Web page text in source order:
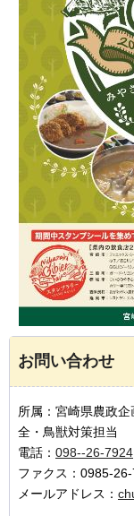
お問い合わせ
所属：宮崎県農政
全・鳥獣対策担当
電話： 098--26-7924
ファクス：0985-
メールアドレス：